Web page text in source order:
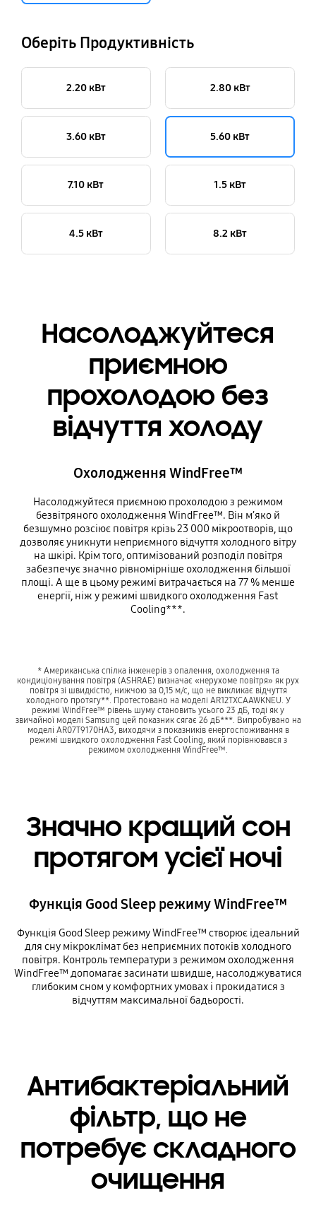
Оберіть Продуктивність
2.20 кВт 2.80 кВт
3.60 кВт 5.60 кВт
7.10 кВт 1.5 кВт
4.5 кВт 8.2 кВт
Насолоджуйтеся
приємною
прохолодою без
відчуття холоду
Охолодження WindFree™
Насолоджуйтеся приємною прохолодою з режимом
безвітряного охолодження WindFree™. Він м’яко й
безшумно розсіює повітря крізь 23 000 мікроотворів, що
дозволяє уникнути неприємного відчуття холодного вітру
на шкірі. Крім того, оптимізований розподіл повітря
забезпечує значно рівномірніше охолодження більшої
площі. А ще в цьому режимі витрачається на 77 % менше
енергії, ніж у режимі швидкого охолодження Fast
Cooling***.
* Американська спілка інженерів з опалення, охолодження та
кондиціонування повітря (ASHRAE) визначає «нерухоме повітря» як рух
повітря зі швидкістю, нижчою за 0,15 м/с, що не викликає відчуття
холодного протягу**. Протестовано на моделі AR12TXCAAWKNEU. У
режимі WindFree™ рівень шуму становить усього 23 дБ, тоді як у
звичайної моделі Samsung цей показник сягає 26 дБ***. Випробувано на
моделі AR07T9170HA3, виходячи з показників енергоспоживання в
режимі швидкого охолодження Fast Cooling, який порівнювався з
режимом охолодження WindFree™.
Значно кращий сон
протягом усієї ночі
Функція Good Sleep режиму WindFree™
Функція Good Sleep режиму WindFree™ створює ідеальний
для сну мікроклімат без неприємних потоків холодного
повітря. Контроль температури з режимом охолодження
WindFree™ допомагає засинати швидше, насолоджуватися
глибоким сном у комфортних умовах і прокидатися з
відчуттям максимальної бадьорості.
Антибактеріальний
фільтр, що не
потребує складного
очищення